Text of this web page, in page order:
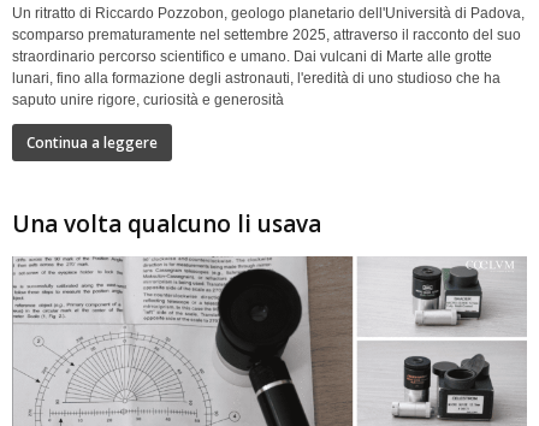
Un ritratto di Riccardo Pozzobon, geologo planetario dell'Università di Padova,
scomparso prematuramente nel settembre 2025, attraverso il racconto del suo
straordinario percorso scientifico e umano. Dai vulcani di Marte alle grotte
lunari, fino alla formazione degli astronauti, l'eredità di uno studioso che ha
saputo unire rigore, curiosità e generosità
Continua a leggere
Una volta qualcuno li usava